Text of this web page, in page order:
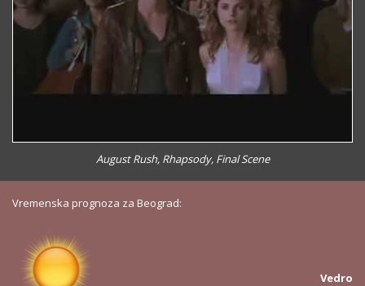
August Rush, Rhapsody, Final Scene
Vremenska prognoza za Beograd:
Vedro